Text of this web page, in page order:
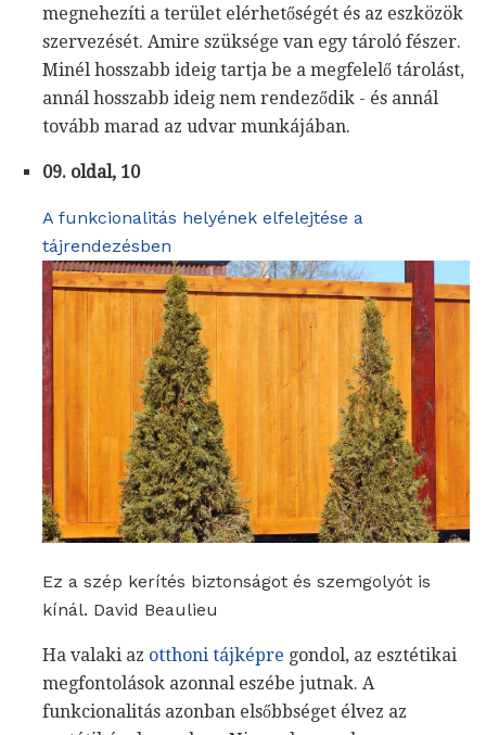
megnehezíti a terület elérhetőségét és az eszközök
szervezését. Amire szüksége van egy tároló fészer.
Minél hosszabb ideig tartja be a megfelelő tárolást,
annál hosszabb ideig nem rendeződik - és annál
tovább marad az udvar munkájában.
09. oldal, 10
A funkcionalitás helyének elfelejtése a
tájrendezésben
Ez a szép kerítés biztonságot és szemgolyót is
kínál. David Beaulieu
Ha valaki az otthoni tájképre gondol, az esztétikai
megfontolások azonnal eszébe jutnak. A
funkcionalitás azonban elsőbbséget élvez az